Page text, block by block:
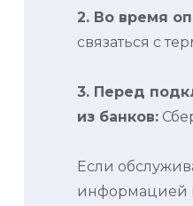
2. Во время
связаться с
3. Перед
из банков:
Если
информацией